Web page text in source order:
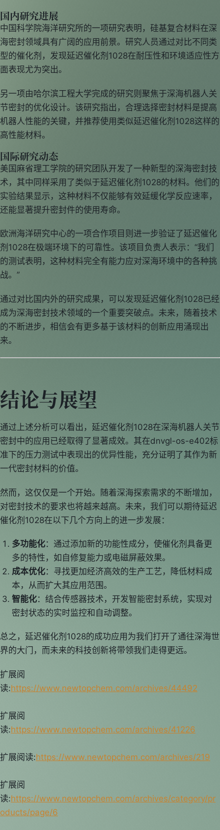
国内研究进展
中国科学院海洋研究所的一项研究表明，硅基复合材料在深
海密封领域具有广阔的应用前景。研究人员通过对比不同类
型的催化剂，发现延迟催化剂1028在耐压性和环境适应性方
面表现尤为突出。
另一项由哈尔滨工程大学完成的研究则聚焦于深海机器人关
节密封的优化设计。该研究指出，合理选择密封材料是提高
机器人性能的关键，并推荐使用类似延迟催化剂1028这样的
高性能材料。
国际研究动态
美国麻省理工学院的研究团队开发了一种新型的深海密封技
术，其中同样采用了类似于延迟催化剂1028的材料。他们的
实验结果显示，这种材料不仅能够有效延缓化学反应速率，
还能显著提升密封件的使用寿命。
欧洲海洋研究中心的一项合作项目则进一步验证了延迟催化
剂1028在极端环境下的可靠性。该项目负责人表示：“我们
的测试表明，这种材料完全有能力应对深海环境中的各种挑
战。”
通过对比国内外的研究成果，可以发现延迟催化剂1028已经
成为深海密封技术领域的一个重要突破点。未来，随着技术
的不断进步，相信会有更多基于该材料的创新应用涌现出
来。
结论与展望
通过上述分析可以看出，延迟催化剂1028在深海机器人关节
密封中的应用已经取得了显著成效。其在dnvgl-os-e402标
准下的压力测试中表现出的优异性能，充分证明了其作为新
一代密封材料的价值。
然而，这仅仅是一个开始。随着深海探索需求的不断增加，
对密封技术的要求也将越来越高。未来，我们可以期待延迟
催化剂1028在以下几个方向上的进一步发展：
多功能化：通过添加新的功能性成分，使催化剂具备更
多的特性，如自修复能力或电磁屏蔽效果。
成本优化：寻找更加经济高效的生产工艺，降低材料成
本，从而扩大其应用范围。
智能化：结合传感器技术，开发智能密封系统，实现对
密封状态的实时监控和自动调整。
总之，延迟催化剂1028的成功应用为我们打开了通往深海世
界的大门，而未来的科技创新将带领我们走得更远。
扩展阅
读:https://www.newtopchem.com/archives/44492
扩展阅
读:https://www.newtopchem.com/archives/41226
扩展阅读:https://www.newtopchem.com/archives/219
扩展阅
读:https://www.newtopchem.com/archives/category/pr
oducts/page/6